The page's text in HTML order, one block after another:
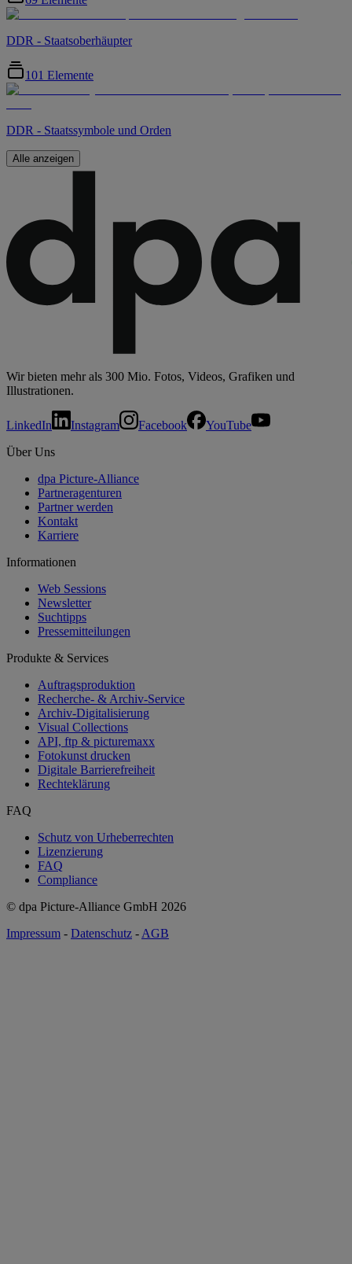
DDR - Staatsoberhäupter
101 Elemente
DDR - Staatssymbole und Orden
Alle anzeigen
Wir bieten mehr als 300 Mio. Fotos, Videos, Grafiken und
Illustrationen.
LinkedIn Instagram Facebook
YouTube
Über Uns
dpa Picture-Alliance
Partneragenturen
Partner werden
Kontakt
Karriere
Informationen
Web Sessions
Newsletter
Suchtipps
Pressemitteilungen
Produkte & Services
Auftragsproduktion
Recherche- & Archiv-Service
Archiv-Digitalisierung
Visual Collections
API, ftp & picturemaxx
Fotokunst drucken
Digitale Barrierefreiheit
Rechteklärung
FAQ
Schutz von Urheberrechten
Lizenzierung
FAQ
Compliance
© dpa Picture-Alliance GmbH 2026
Impressum - Datenschutz -AGB